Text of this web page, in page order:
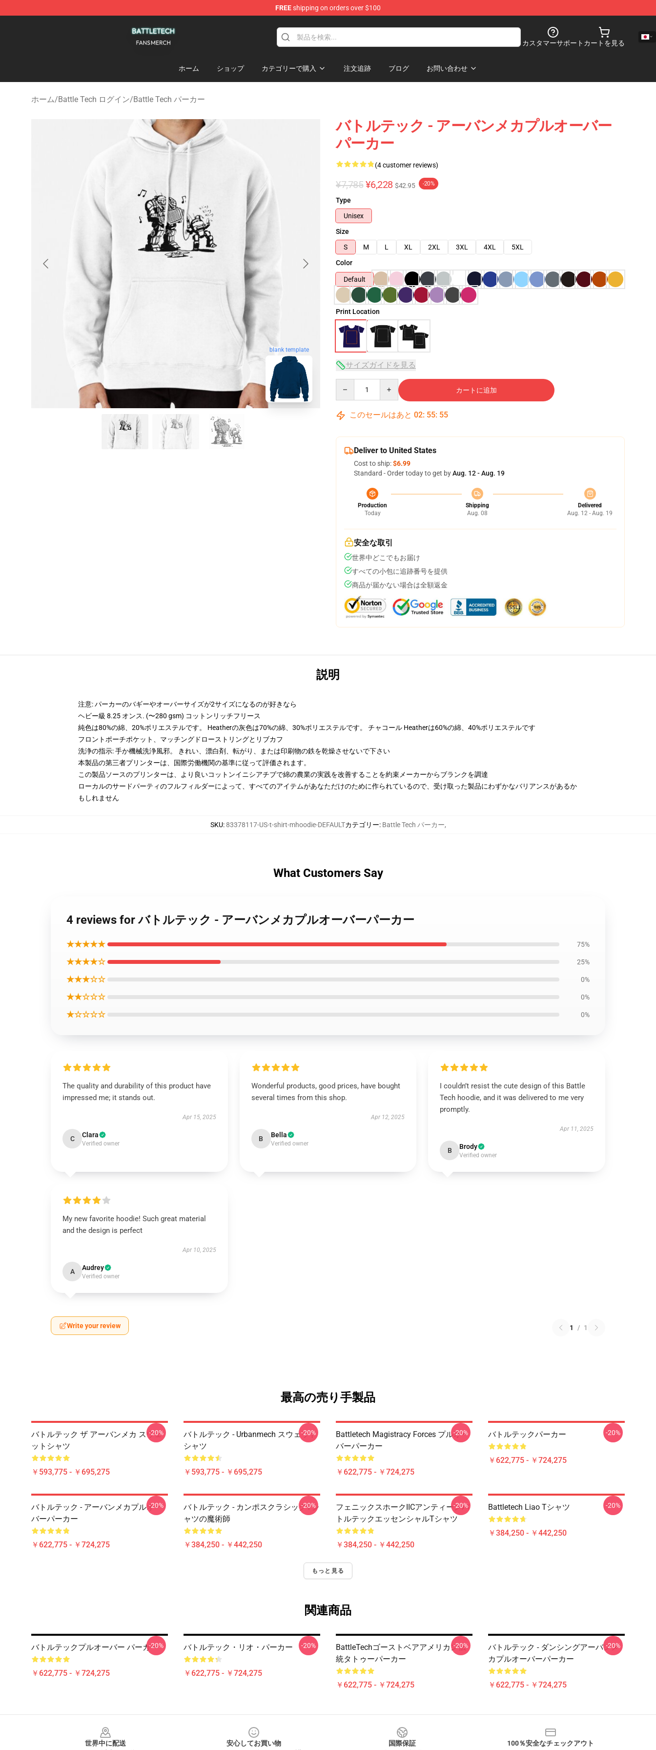
FREEshipping on orders over $100
カスタマーサポート カートを見る
ホーム ショップ カテゴリーで購入 注文追跡 ブログ お問い合わせ
ホーム/Battle Tech ログイン/Battle Tech パーカー
blank template
バトルテック - アーバンメカプルオーバー
パーカー
(4 customer reviews)
¥7,785 ¥6,228 $42.95 -20%
Type
Unisex
Size
S
M L XL 2XL 3XL 4XL
5XL
Color
Default
Print Location
サイズガイドを見る
カートに追加
このセールはあと 02: 55: 54
Deliver to United States
Cost to ship:$6.99
Standard - Order today to get byAug. 12 - Aug. 19
Production
Today
Shipping
Aug. 08
Delivered
Aug. 12 - Aug. 19
安全な取引
世界中どこでもお届け
すべての小包に追跡番号を提供
商品が届かない場合は全額返金
説明
注意: パーカーのバギーやオーバーサイズが2サイズになるのが好きなら
ヘビー級 8.25 オンス. (〜280 gsm) コットンリッチフリース
純色は80%の綿、20%ポリエステルです。 Heatherの灰色は70%の綿、30%ポリエステルです。 チャコール Heatherは60%の綿、40%ポリエステルです
フロントポーチポケット、マッチングドローストリングとリブカフ
洗浄の指示: 手か機械洗浄風邪。 きれい、漂白剤、転がり、または印刷物の鉄を乾燥させないで下さい
本製品の第三者プリンターは、国際労働機関の基準に従って評価されます。
この製品ソースのプリンターは、より良いコットンイニシアチブで綿の農業の実践を改善することを約束メーカーからブランクを調達
ローカルのサードパーティのフルフィルダーによって、すべてのアイテムがあなただけのために作られているので、受け取った製品にわずかなバリアンスがあるか
もしれません
SKU:83378117-US-t-shirt-mhoodie-DEFAULTカテゴリー: Battle Tech パーカー,
What Customers Say
4 reviews for バトルテック - アーバンメカプルオーバーパーカー
★★★★★ 75%
★★★★☆ 25%
★★★☆☆ 0%
★★☆☆☆ 0%
★☆☆☆☆ 0%
The quality and durability of this product have
impressed me; it stands out.
Apr 15, 2025
C Clara
Verified owner
Wonderful products, good prices, have bought
several times from this shop.
Apr 12, 2025
B Bella
Verified owner
I couldn’t resist the cute design of this Battle
Tech hoodie, and it was delivered to me very
promptly.
Apr 11, 2025
B Brody
Verified owner
My new favorite hoodie! Such great material
and the design is perfect
Apr 10, 2025
A Audrey
Verified owner
Write your review 1 / 1
最高の売り手製品
バトルテック ザ アーバンメカ スウェ
ットシャツ
￥593,775 - ￥695,275
-20%
バトルテック - Urbanmech スウェット
シャツ
￥593,775 - ￥695,275
-20%
Battletech Magistracy Forces プルオー
バーパーカー
￥622,775 - ￥724,275
-20% バトルテックパーカー
￥622,775 - ￥724,275
-20%
バトルテック - アーバンメカプルオー
バーパーカー
￥622,775 - ￥724,275
-20%
バトルテック - カンポスクラシックTシ
ャツの魔術師
￥384,250 - ￥442,250
-20%
フェニックスホークIICアンティーンバ
トルテックエッセンシャルTシャツ
￥384,250 - ￥442,250
-20% Battletech Liao Tシャツ
￥384,250 - ￥442,250
-20%
もっと見る
関連商品
バトルテックプルオーバー パーカー
￥622,775 - ￥724,275
-20% バトルテック・リオ・パーカー
￥622,775 - ￥724,275
-20%
BattleTechゴーストベアアメリカン伝
統タトゥーパーカー
￥622,775 - ￥724,275
-20%
バトルテック - ダンシングアーバンメ
カプルオーバーパーカー
￥622,775 - ￥724,275
-20%
世界中に配送
安心してお買い物
国際保証
100％安全なチェックアウト